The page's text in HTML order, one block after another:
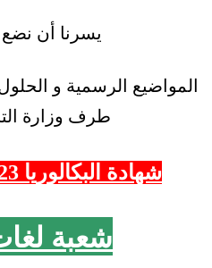
يسرنا أن نضع
المواضيع الرسمية و
طرف وزارة
شهادة البكالوريا 2023 – 2023 BAC
شعبة